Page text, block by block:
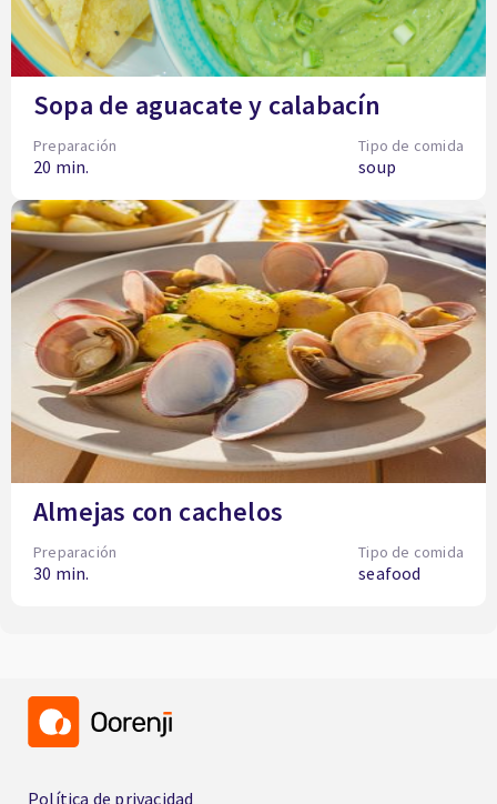
Sopa de aguacate y calabacín
Preparación
20 min.
Tipo de comida
soup
Almejas con cachelos
Preparación
30 min.
Tipo de comida
seafood
Política de privacidad